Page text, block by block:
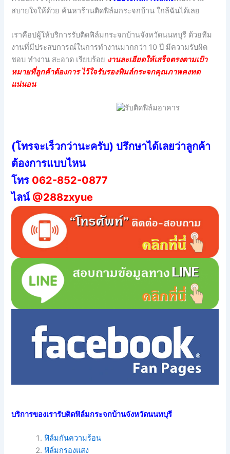
สบายใจให้ด้วย ค้นหาร้านติดฟิล์มกระจกบ้าน ใกล้ฉันได้เลย
เราคือปผู้ให้บริการรับติดฟิล์มกระจกบ้านจังหวัดนนทบุรี ด้วยทีม
งานที่มีประสบการณ์ในการทำงานมากกว่า 10 ปี มีความรับผิด
ชอบ ทำงาน สะอาด เรียบร้อย งานละเอียดให้เสร็จตรงตามเป้า
หมายที่ลูกค้าต้องการ ไว้ใจรับรองฟิมล์กระจกคุณภาพคงทด
แน่นอน
(โทรจะเร็วกว่านะครับ) ปรึกษาได้เลยว่าลูกค้า
ต้องการแบบไหน
โทร 062-852-0877
ไลน์ @288zxyue
บริการของเรารับติดฟิล์มกระจกบ้านจังหวัดนนทบุรี
ฟิล์มกันความร้อน
ฟิล์มกรองแสง